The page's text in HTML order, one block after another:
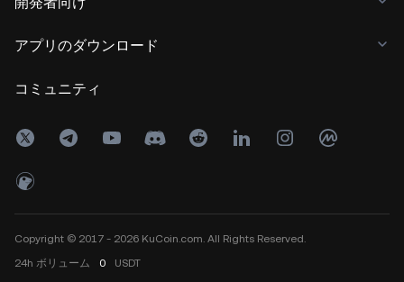
アプリのダウンロード
コミュニティ
Copyright © 2017 - 2026 KuCoin.com. All Rights Reserved.
24h ボリューム 0 USDT